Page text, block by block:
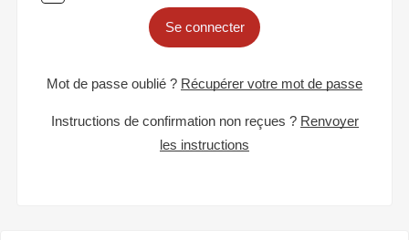
Se connecter
Mot de passe oublié ? Récupérer votre mot de passe
Instructions de confirmation non reçues ? Renvoyer
les instructions